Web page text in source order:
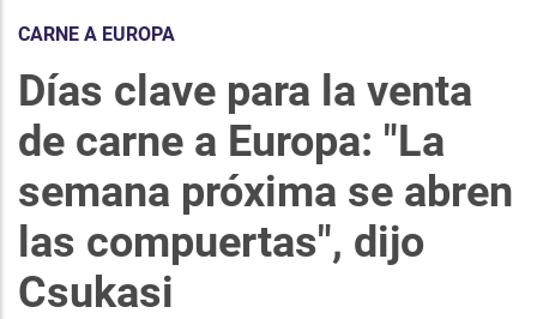
CARNE A EUROPA
Días clave para la venta
de carne a Europa: "La
semana próxima se abren
las compuertas", dijo
Csukasi